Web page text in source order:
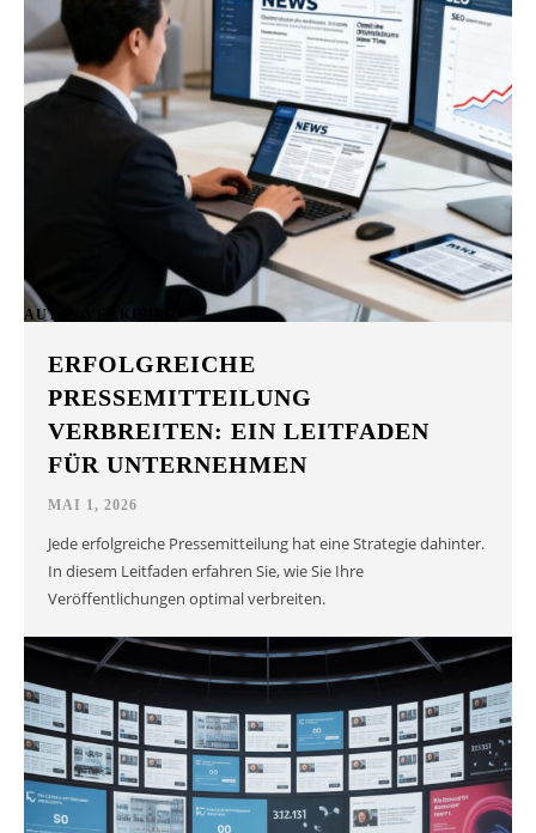
AUTO / VERKEHR
ERFOLGREICHE
PRESSEMITTEILUNG
VERBREITEN: EIN LEITFADEN
FÜR UNTERNEHMEN
MAI 1, 2026
Jede erfolgreiche Pressemitteilung hat eine Strategie dahinter.
In diesem Leitfaden erfahren Sie, wie Sie Ihre
Veröffentlichungen optimal verbreiten.